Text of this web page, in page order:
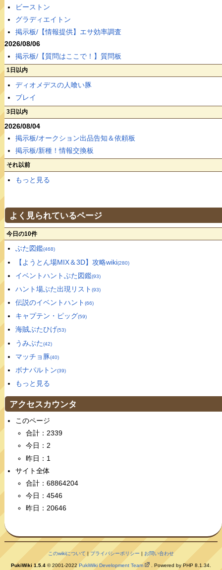
ビーストン
グラディエイトン
掲示板/【情報提供】エサ効率調査
2026/08/06
掲示板/【質問はここで！】質問板
1日以内
ディオメデスの人喰い豚
ブレイ
3日以内
2026/08/04
掲示板/オークション出品告知＆依頼板
掲示板/新種！情報交換板
それ以前
もっと見る
よく見られているページ
今日の10件
ぶた図鑑(468)
【ようとん場MIX＆3D】攻略wiki(280)
イベントハントぶた図鑑(93)
ハント場ぶた出現リスト (93)
伝説のイベントハント (66)
キャプテン・ピッグ(59)
海賊ぶたひげ(53)
うみぶた(42)
マッチョ豚(40)
ボナパルトン(39)
もっと見る
アクセスカウンタ
このページ
合計：2339
今日：2
昨日：1
サイト全体
合計：68864204
今日：4546
昨日：20646
このwikiについて |プライバシーポリシー | お問い合わせ
PukiWiki 1.5.4 © 2001-2022PukiWiki Development Team
. Powered by PHP 8.1.34.